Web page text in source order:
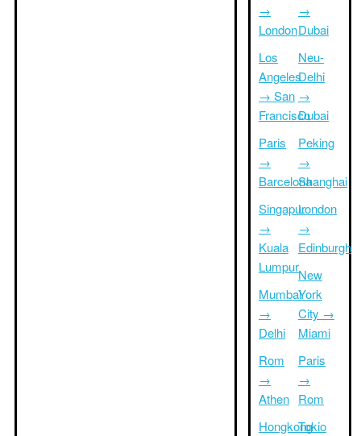
→
London
Los
Angeles
→ San
Francisco
Paris
→
Barcelona
Singapur
→
Kuala
Lumpur
Mumbai
→
Delhi
Rom
→
Athen
Hongkong
→
Dubai
Neu-
Delhi
→
Dubai
Peking
→
Shanghai
London
→
Edinburgh
New
York
City →
Miami
Paris
→
Rom
Tokio